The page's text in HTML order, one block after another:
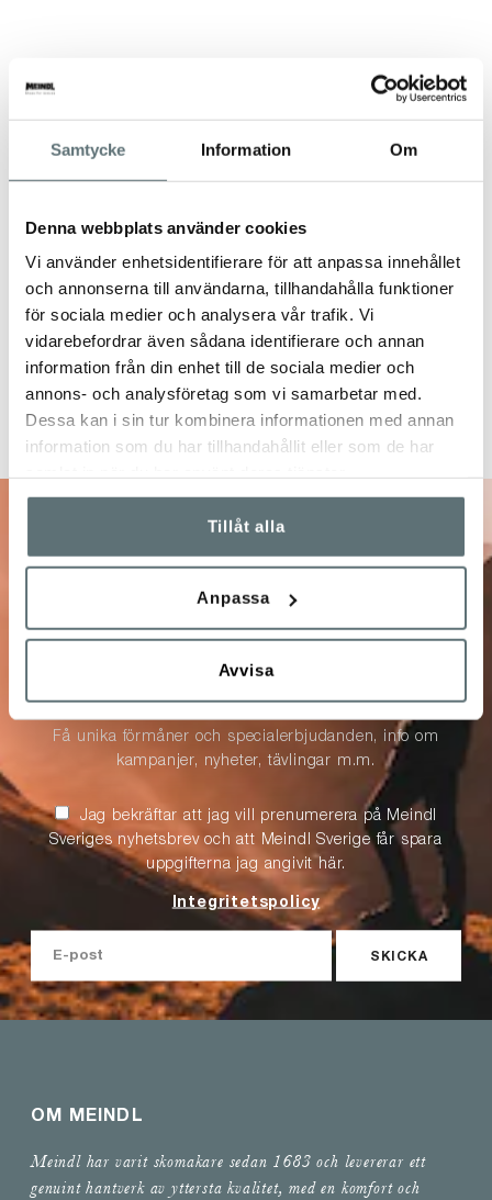
Samtycke Information Om
Denna webbplats använder cookies
Vi använder enhetsidentifierare för att anpassa innehållet
och annonserna till användarna, tillhandahålla funktioner
för sociala medier och analysera vår trafik. Vi
vidarebefordrar även sådana identifierare och annan
information från din enhet till de sociala medier och
annons- och analysföretag som vi samarbetar med.
Dessa kan i sin tur kombinera informationen med annan
information som du har tillhandahållit eller som de har
Tillåt alla
Anpassa
Avvisa
10% på ditt nästa
köp
Få unika förmåner och specialerbjudanden, info om
kampanjer, nyheter, tävlingar m.m.
Jag bekräftar att jag vill prenumerera på Meindl
Sveriges nyhetsbrev och att Meindl Sverige får spara
uppgifterna jag angivit här.
Integritetspolicy
SKICKA
OM MEINDL
Meindl har varit skomakare sedan 1683 och levererar ett
genuint hantverk av yttersta kvalitet, med en komfort och